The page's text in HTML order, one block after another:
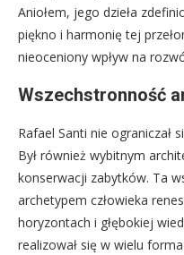
Aniołem, jego dzieła
piękno i harmonię tej
nieoceniony wpływ na
Wszechstronność
Rafael Santi nie ograniczał
Był również wybitnym
konserwacji zabytków. Ta
archetypem człowieka
horyzontach i głębokiej
realizował się w wielu